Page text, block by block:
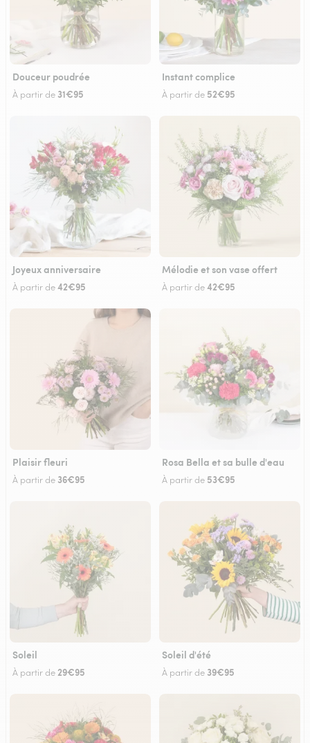
Douceur poudrée
À partir de 31€95
Instant complice
À partir de 52€95
Joyeux anniversaire
À partir de42€95
Mélodie et son vase offert
À partir de42€95
Plaisir fleuri
À partir de 36€95
Rosa Bella et sa bulle d'eau
À partir de 53€95
Soleil
À partir de 29€95
Soleil d'été
À partir de 39€95